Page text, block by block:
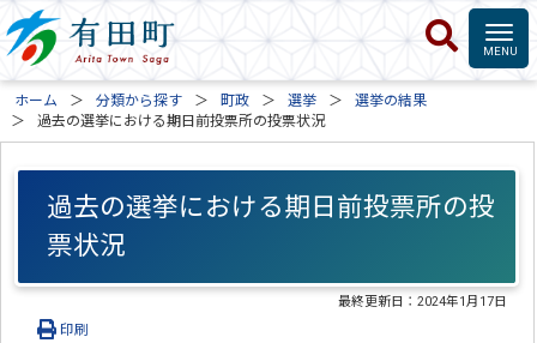
ホーム 分類から探す 町政 選挙
選挙の結果
過去の選挙における期日前投票所の投票状況
過去の選挙における期日前投票所の投
票状況
最終更新日：2024年1月17日
印刷